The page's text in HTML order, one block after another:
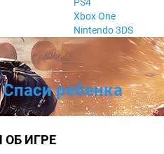
Xbox One
Nintendo 3DS
ребенка
ИГРЕ